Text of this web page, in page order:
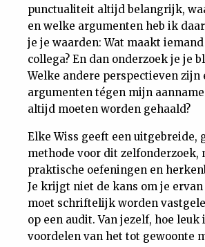
punctualiteit altijd belangrijk,
en welke argumenten heb ik
je je waarden: Wat maakt
collega? En dan onderzoek je je
Welke andere perspectieven zijn
argumenten tégen mijn
altijd moeten worden gehaald?
Elke Wiss geeft een uitgebreide,
methode voor dit zelfonderzoek,
praktische oefeningen en
Je krijgt niet de kans om je
moet schriftelijk worden
op een audit. Van jezelf, hoe leuk
voordelen van het tot gewoonte